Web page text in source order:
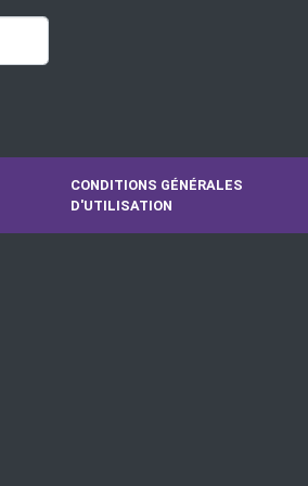
CONDITIONS GÉNÉRALES
D'UTILISATION